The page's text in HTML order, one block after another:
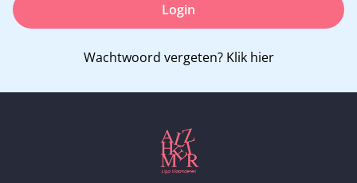
Login
Wachtwoord vergeten? Klik hier